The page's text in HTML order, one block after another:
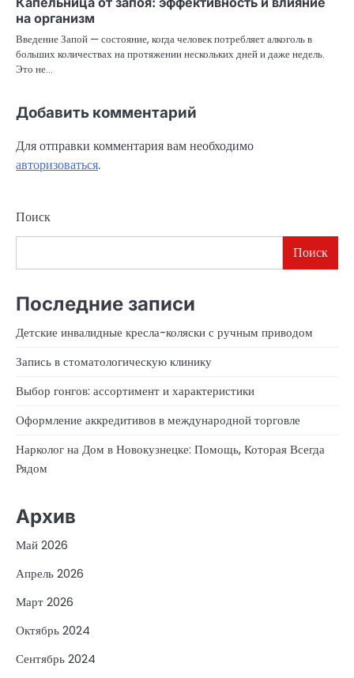
на организм
Введение Запой — состояние, когда человек потребляет алкоголь в
больших количествах на протяжении нескольких дней и даже недель.
Это не…
Добавить комментарий
Для отправки комментария вам необходимо
авторизоваться.
Поиск
Поиск
Последние записи
Детские инвалидные кресла-коляски с ручным приводом
Запись в стоматологическую клинику
Выбор гонгов: ассортимент и характеристики
Оформление аккредитивов в международной торговле
Нарколог на Дом в Новокузнецке: Помощь, Которая Всегда
Рядом
Архив
Май 2026
Апрель 2026
Март 2026
Октябрь 2024
Сентябрь 2024